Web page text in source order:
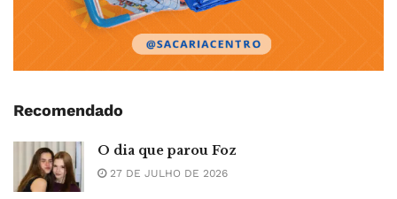
Recomendado
O dia que parou Foz
27 DE JULHO DE 2026